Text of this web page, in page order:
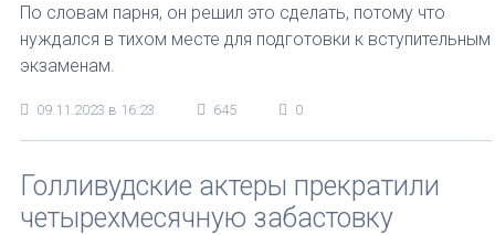
По словам парня, он решил это сделать, потому что
нуждался в тихом месте для подготовки к вступительным
экзаменам.
09.11.2023 в 16:23 645 0
Голливудские актеры прекратили
четырехмесячную забастовку